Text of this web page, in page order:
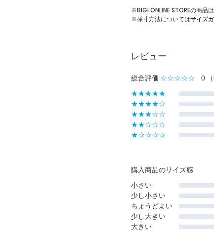
※BIGI ONLINE STOREの商品
※採寸方法についてはサイズ
レビュー
総合評価 ☆☆☆☆☆ 0
★★★★★
★★★★☆
★★★☆☆
★★☆☆☆
★☆☆☆☆
購入商品のサイズ感
小さい
少し小さい
ちょうどよい
少し大きい
大きい